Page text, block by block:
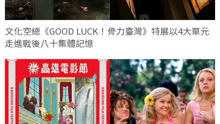
文化空總《GOOD LUCK！骨力臺灣》特展以4大單元
走進戰後八十集體記憶